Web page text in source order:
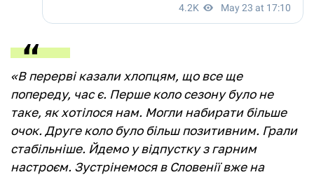
«В перерві казали хлопцям, що все ще
попереду, час є. Перше коло сезону було не
таке, як хотілося нам. Могли набирати більше
очок. Друге коло було більш позитивним. Грали
стабільніше. Йдемо у відпустку з гарним
настроєм. Зустрінемося в Словенії вже на